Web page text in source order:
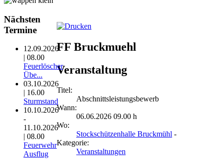
FF Bruckmuehl
Veranstaltung
Titel:
Abschnittsleistungsbewerb
Wann:
06.06.2026 09.00 h
Wo:
Stockschützenhalle Bruckmühl -
Kategorie:
Veranstaltungen
Nächsten
Termine
12.09.2026
| 08.00
Feuerlöscher
Übe...
03.10.2026
| 16.00
Sturmstand
10.10.2026
-
11.10.2026
| 08.00
Feuerwehr
Ausflug